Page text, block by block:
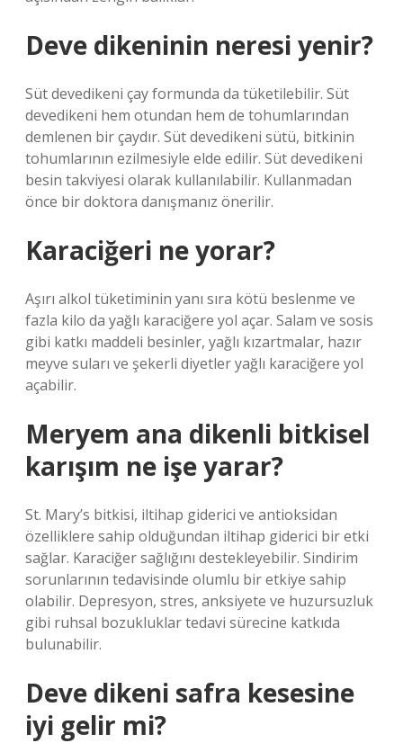
Deve dikeninin neresi yenir?
Süt devedikeni çay formunda da tüketilebilir. Süt
devedikeni hem otundan hem de tohumlarından
demlenen bir çaydır. Süt devedikeni sütü, bitkinin
tohumlarının ezilmesiyle elde edilir. Süt devedikeni
besin takviyesi olarak kullanılabilir. Kullanmadan
önce bir doktora danışmanız önerilir.
Karaciğeri ne yorar?
Aşırı alkol tüketiminin yanı sıra kötü beslenme ve
fazla kilo da yağlı karaciğere yol açar. Salam ve sosis
gibi katkı maddeli besinler, yağlı kızartmalar, hazır
meyve suları ve şekerli diyetler yağlı karaciğere yol
açabilir.
Meryem ana dikenli bitkisel
karışım ne işe yarar?
St. Mary’s bitkisi, iltihap giderici ve antioksidan
özelliklere sahip olduğundan iltihap giderici bir etki
sağlar. Karaciğer sağlığını destekleyebilir. Sindirim
sorunlarının tedavisinde olumlu bir etkiye sahip
olabilir. Depresyon, stres, anksiyete ve huzursuzluk
gibi ruhsal bozukluklar tedavi sürecine katkıda
bulunabilir.
Deve dikeni safra kesesine
iyi gelir mi?